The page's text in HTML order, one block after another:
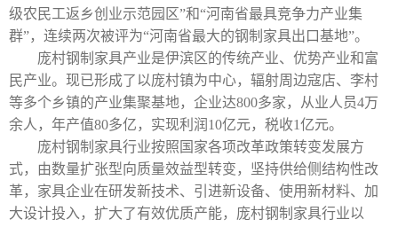
级农民工返乡创业示范园区”和“河南省最具竞争力产业集
群”，连续两次被评为“河南省最大的钢制家具出口基地”。
庞村钢制家具产业是伊滨区的传统产业、优势产业和富
民产业。现已形成了以庞村镇为中心，辐射周边寇店、李村
等多个乡镇的产业集聚基地，企业达800多家，从业人员4万
余人，年产值80多亿，实现利润 10亿元，税收1亿元。
庞村钢制家具行业按照国家各项改革政策转变发展方
式，由数量扩张型向质量效益型转变，坚持供给侧结构性改
革，家具企业在研发新技术、引进新设备、使用新材料、加
大设计投入，扩大了有效优质产能，庞村钢制家具行业以